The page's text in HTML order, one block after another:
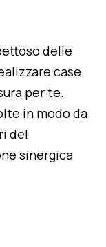
delle
case
per te.
in modo da
del
sinergica